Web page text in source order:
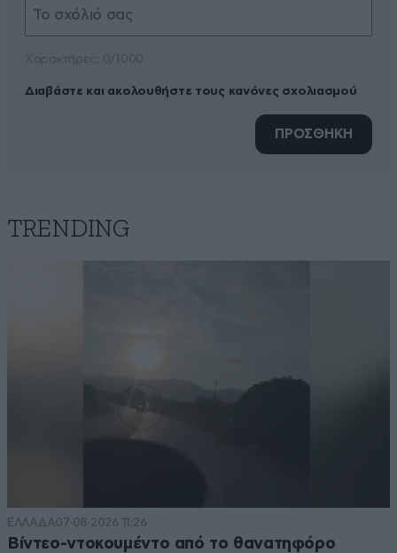
Διαβάστε και ακολουθήστε τους κανόνες σχολιασμού
ΠΡΟΣΘΗΚΗ
TRENDING
ΕΛΛΑΔΑ07·08·2026 11:26
Βίντεο-ντοκουμέντο από το θανατηφόρο